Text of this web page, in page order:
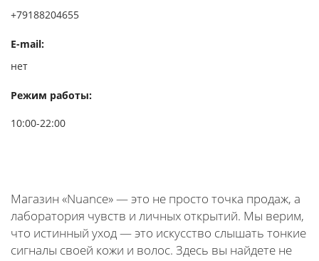
+79188204655
E-mail:
нет
Режим работы:
10:00-22:00
Магазин «Nuance» — это не просто точка продаж, а
лаборатория чувств и личных открытий. Мы верим,
что истинный уход — это искусство слышать тонкие
сигналы своей кожи и волос. Здесь вы найдете не